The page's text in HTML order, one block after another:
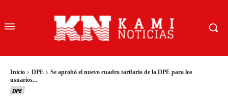
Inicio DPE
Se aprobó el nuevo cuadro tarifario de la DPE para los
usuarios...
DPE